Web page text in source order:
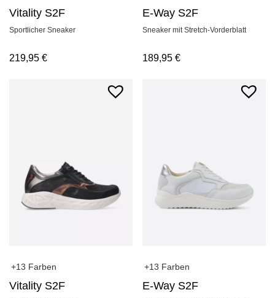
Vitality S2F
Sportlicher Sneaker
219,95 €
E-Way S2F
Sneaker mit Stretch-Vorderblatt
189,95€
+13 Farben
Vitality S2F
+13 Farben
E-Way S2F